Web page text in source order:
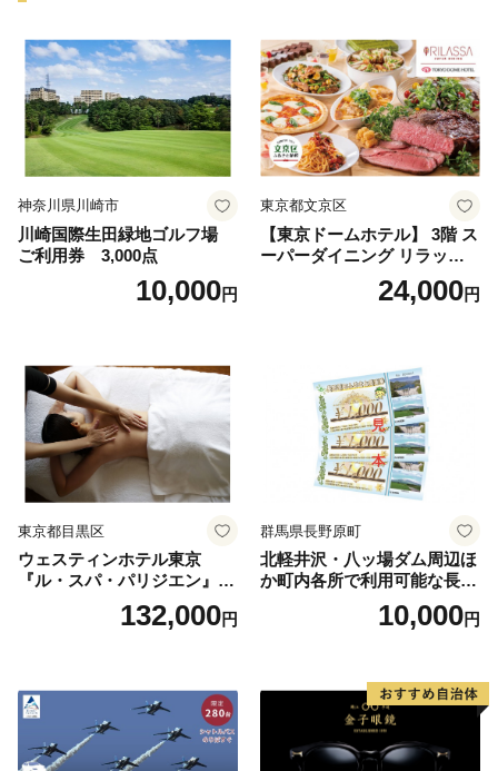
神奈川県川崎市
川崎国際生田緑地ゴルフ場
ご利用券 3,000点
10,000円
東京都文京区
【東京ドームホテル】 3階 ス
ーパーダイニング リラッサ
ランチブッフェ お食事券 大
人1名様分 関東 東京 ご利用
24,000円
東京都目黒区
ウェスティンホテル東京
『ル・スパ・パリジエン』選
べるボディセラピー90分/1名
132,000円
群馬県長野原町
北軽井沢・八ッ場ダム周辺ほ
か町内各所で利用可能な長野
原町ふるさと感謝券（3,000
円分）【トラベル 観光 旅行
10,000円